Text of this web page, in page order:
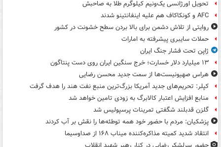
تحویل اورژانسی یک‌ونیم کیلوگرم طلا به صاحبش
AFC و کونکاکاف هم علیه اینفانتینو شدند
روایتی از تلاش دشمن برای بالا بردن سطح خشونت در کشور
حملات سایبری پیشرفته به امارات
ژاپن تحت فشار جنگ ایران
۱۳ میلیارد دلار خسارت؛ خرج سنگین ایران روی دست پنتاگون
هراس صهیونیست‌ها از سمت جدید محسن رضایی
کپلر: تحریم‌های جدید آمریکا بزرگ‌ترین منبع نفت هند را هدف گرفت
منابع افزایش اعتبار کالابرگ به زودی تامین خواهد شد
گلزن قدبلند شگفتی تمرینات پرسپولیس شد
پزشکیان: مردم با حضور خود همه توطئه‌ها را نقش بر آب کردند
انتقاد شدید کمیته مذاکره‌کننده میناب ۱۶۸ از صداوسیما